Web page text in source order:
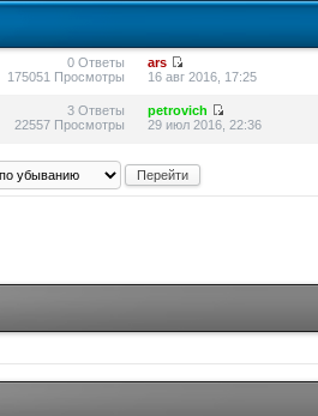
0 Ответы
175051 Просмотры
ars
16 авг 2016, 17:25
3 Ответы
22557 Просмотры
petrovich
29 июл 2016, 22:36